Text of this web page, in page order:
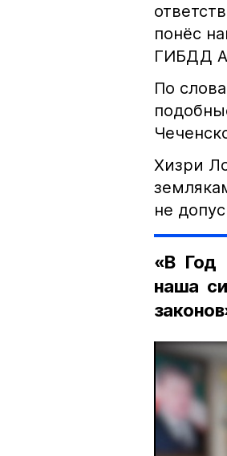
понёс
ГИБДД
По
Хизри
не
«В Год
наша